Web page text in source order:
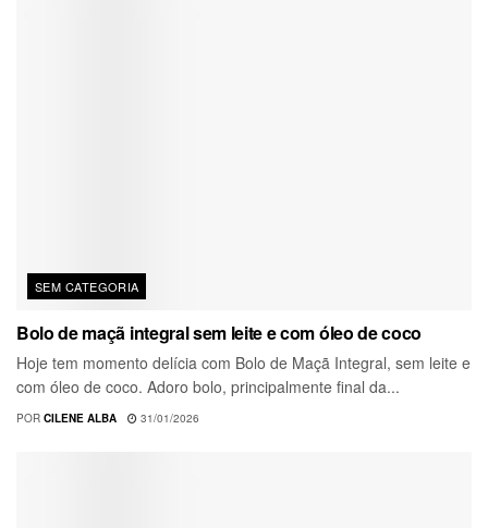
SEM CATEGORIA
Bolo de maçã integral sem leite e com óleo de coco
Hoje tem momento delícia com Bolo de Maçã Integral, sem leite e
com óleo de coco. Adoro bolo, principalmente final da...
POR CILENE ALBA 31/01/2026